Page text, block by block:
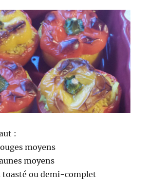
:
moyens
moyens
toasté ou demi-complet